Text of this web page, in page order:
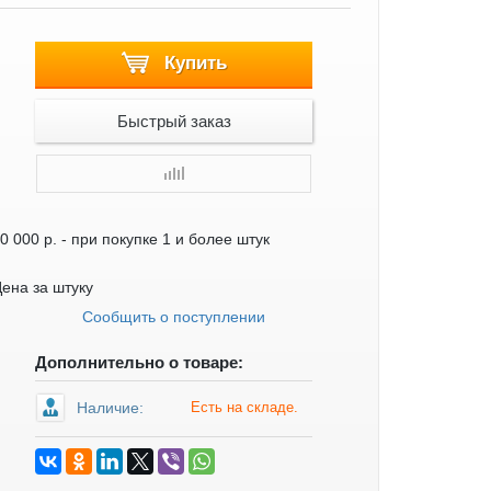
Купить
Быстрый заказ
000 р. - при покупке 1 и более штук
за штуку
Сообщить о поступлении
Дополнительно о товаре:
Наличие: Есть на складе.